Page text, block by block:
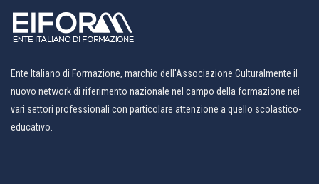
Ente Italiano di Formazione, marchio dell'Associazione Culturalmente il
nuovo network di riferimento nazionale nel campo della formazione nei
vari settori professionali con particolare attenzione a quello scolastico-
educativo.